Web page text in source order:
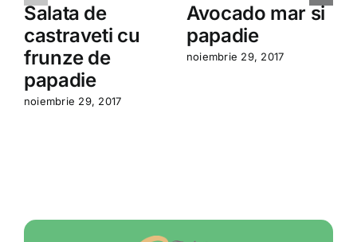
Salata de
castraveti cu
frunze de
papadie
noiembrie 29, 2017
Avocado mar si
papadie
noiembrie 29, 2017